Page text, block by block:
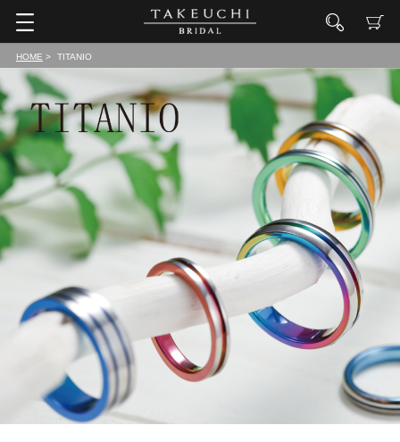
HOME TITANIO